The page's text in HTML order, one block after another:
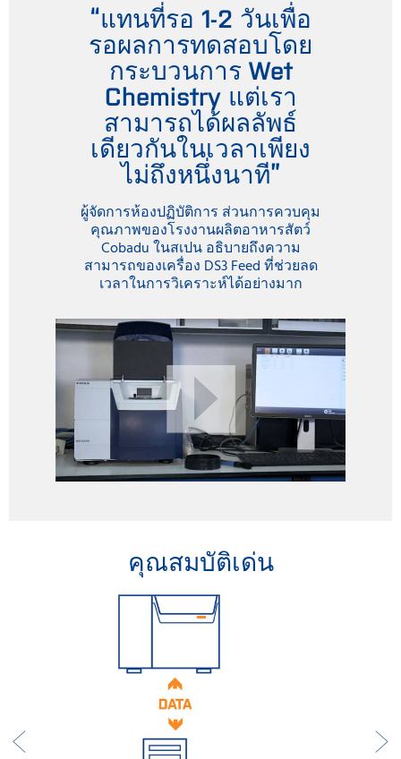
“แทนที่รอ 1-2 วันเพื่อ
รอผลการทดสอบโดย
กระบวนการ Wet
Chemistry แต่เรา
สามารถได้ผลลัพธ์
เดียวกันในเวลาเพียง
ไม่ถึงหนึ่งนาที”
ผู้จัดการห้องปฏิบัติการ ส่วนการควบคุม
คุณภาพของโรงงานผลิตอาหารสัตว์
Cobadu ในสเปน อธิบายถึงความ
สามารถของเครื่อง DS3 Feed ที่ช่วยลด
เวลาในการวิเคราะห์ได้อย่างมาก
คุณสมบัติเด่น